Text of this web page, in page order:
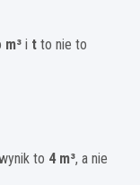
m³ i t to nie to
to 4 m³, a nie